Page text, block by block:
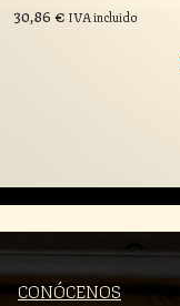
30,86€ IVA incluido
CONÓCENOS